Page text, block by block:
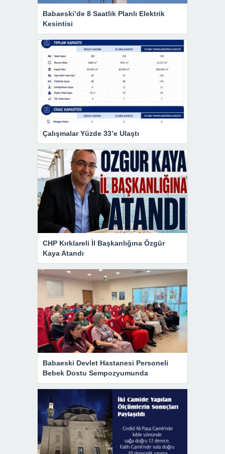
Babaeski’de 8 Saatlik Planlı Elektrik
Kesintisi
Çalışmalar Yüzde 33’e Ulaştı
CHP Kırklareli İl Başkanlığına Özgür
Kaya Atandı
Babaeski Devlet Hastanesi Personeli
Bebek Dostu Sempozyumunda